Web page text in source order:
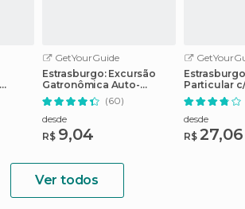
GetYourGuide
Estrasburgo: Excursão
Gatronômica Auto-
Guiada
(60)
desde
R$ 9,04
Particular
desde
R$ 27,06
Ver todos